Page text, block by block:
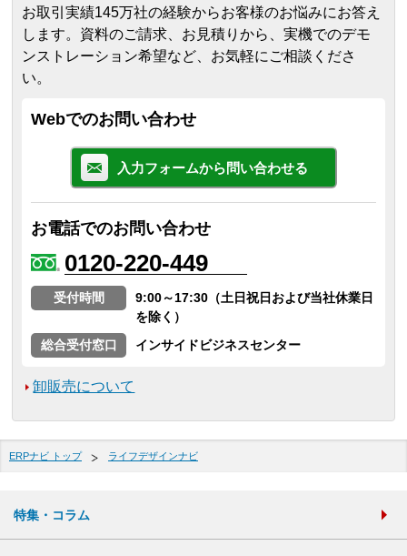
お取引実績145万社の経験からお客様のお悩みにお答え
します。 資料のご請求、お見積りから、実機でのデモ
ンストレーション希望など、お気軽にご相談くださ
い。
Webでのお問い合わせ
入力フォームから問い合わせる
お電話でのお問い合わせ
0120-220-449
受付時間
9:00～17:30（土日祝日および当社休業日
を除く）
総合受付窓口
インサイドビジネスセンター
卸販売について
ERPナビ トップ ライフデザインナビ
特集・コラム